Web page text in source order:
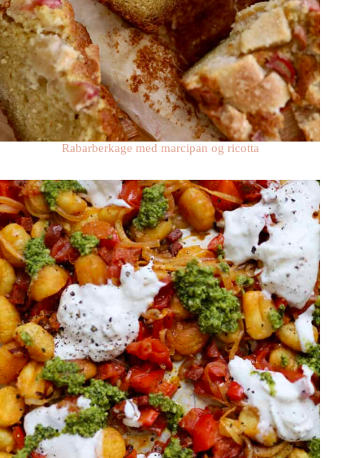
Rabarberkage med marcipan og ricotta